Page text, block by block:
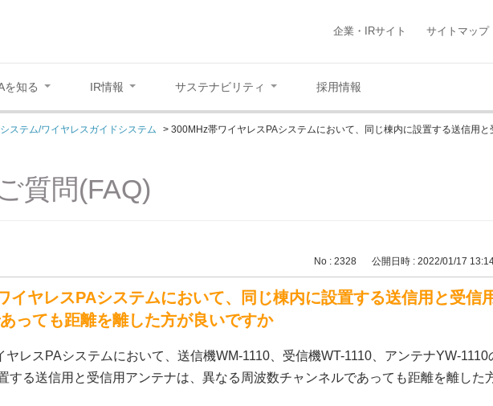
企業・IRサイト サイトマップ
を知る IR情報 サステナビリティ 採用情報
ステム/ワイヤレスガイドシステム > 300MHz帯ワイヤレスPAシステムにおいて、同じ棟内に設置する送信用と
質問(FAQ)
No : 2328 公開日時 : 2022/01/17
イヤレスPAシステムにおいて、同じ棟内に設置する送信用と受信
っても距離を離した方が良いですか
ヤレスPAシステムにおいて、送信機WM-1110、受信機WT-1110、アンテナYW-
する送信用と受信用アンテナは、異なる周波数チャンネルであっても距離を離した